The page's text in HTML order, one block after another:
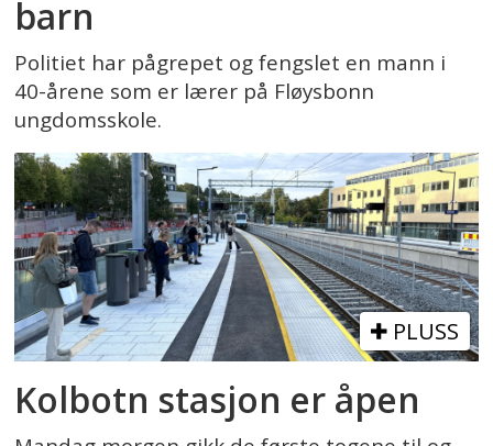
barn
Politiet har pågrepet og fengslet en mann i
40-årene som er lærer på Fløysbonn
ungdomsskole.
PLUSS
Kolbotn stasjon er åpen